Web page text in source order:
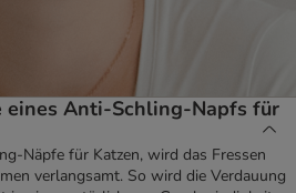
eines Anti-Schling-Napfs für
Näpfe für Katzen, wird das Fressen
verlangsamt. So wird die Verdauung